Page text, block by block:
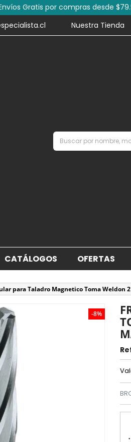
compras desde $79.990 y
Nuestra Tienda
CATÁLOGOS OFERTAS
para Taladro Magnetico Toma Weldon
-8%